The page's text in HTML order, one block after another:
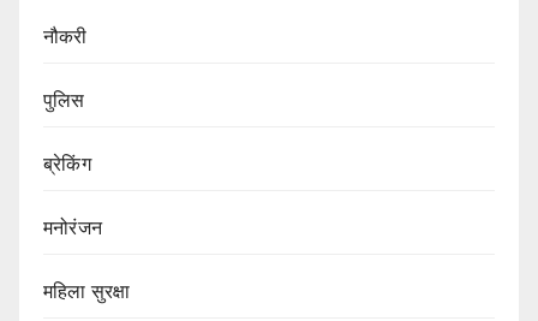
नौकरी
पुलिस
ब्रेकिंग
मनोरंजन
महिला सुरक्षा